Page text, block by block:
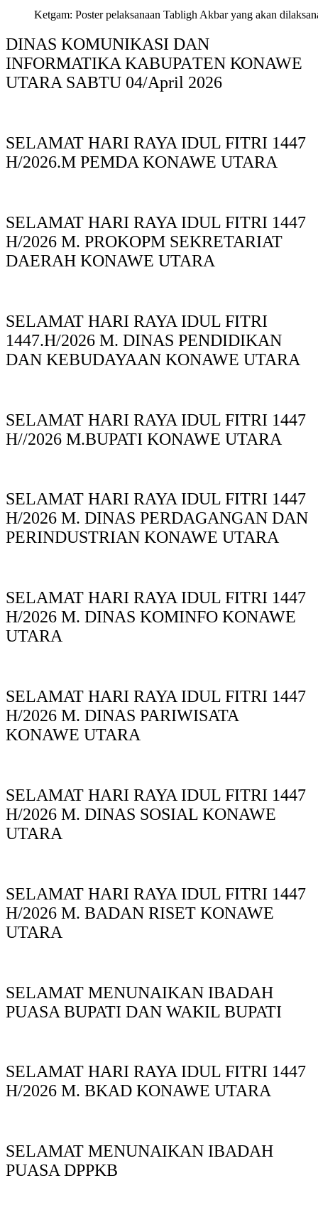
Ketgam: Poster pelaksanaan Tabligh Akbar yang akan
DINAS KOMUNIKASI DAN
INFORMATIKA KABUPAΤΕΝ ΚΟNAWE
UTARA SABTU 04/April 2026
SELAMAT HARI RAYA IDUL FITRI 1447
H/2026.M PEMDA KONAWE UTARA
SELAMAT HARI RAYA IDUL FITRI 1447
H/2026 M. PROKOPM SEKRETARIAT
DAERAH KONAWE UTARA
SELAMAT HARI RAYA IDUL FITRI
1447.H/2026 M. DINAS PENDIDIKAN
DAN KEBUDAYAAN KONAWE UTARA
SELAMAT HARI RAYA IDUL FITRI 1447
H//2026 M.BUPATI KONAWE UTARA
SELAMAT HARI RAYA IDUL FITRI 1447
H/2026 M. DINAS PERDAGANGAN DAN
PERINDUSTRIAN KONAWE UTARA
SELAMAT HARI RAYA IDUL FITRI 1447
H/2026 M. DINAS KOMINFO KONAWE
UTARA
SELAMAT HARI RAYA IDUL FITRI 1447
H/2026 M. DINAS PARIWISATA
KONAWE UTARA
SELAMAT HARI RAYA IDUL FITRI 1447
H/2026 M. DINAS SOSIAL KONAWE
UTARA
SELAMAT HARI RAYA IDUL FITRI 1447
H/2026 M. BADAN RISET KONAWE
UTARA
SELAMAT MENUNAIKAN IBADAH
PUASA BUPATI DAN WAKIL BUPATI
SELAMAT HARI RAYA IDUL FITRI 1447
H/2026 M. BKAD KONAWE UTARA
SELAMAT MENUNAIKAN IBADAH
PUASA DPPKB